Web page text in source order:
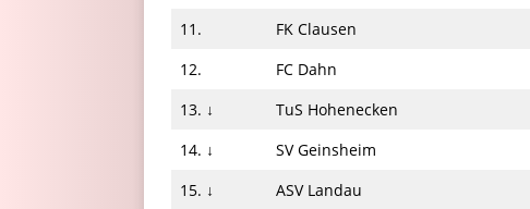
11.
FK Clausen
12.
FC Dahn
13. ↓
TuS Hohenecken
14. ↓
SV Geinsheim
15. ↓
ASV Landau